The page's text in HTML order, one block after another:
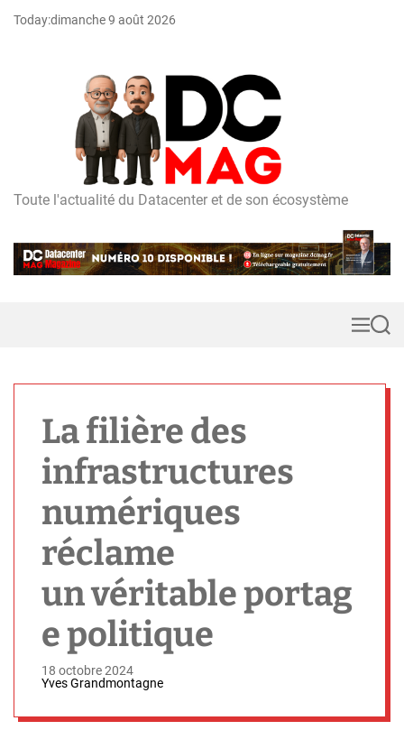
Today:dimanche 9 août 2026
D
m
a
Toute l'actualité du Datacenter et de son écosystème
MS
La filière des
infrastructures
numériques
réclame
un véritable portag
e politique
18 octobre 2024
Yves Grandmontagne